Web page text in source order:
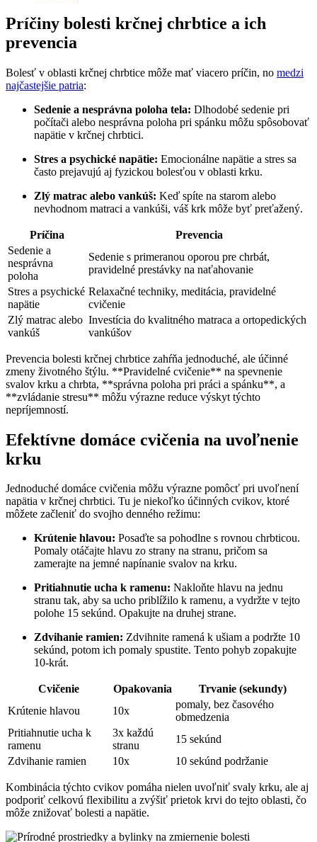
Príčiny bolesti krčnej chrbtice a ich
prevencia
Bolesť v oblasti krčnej chrbtice môže mať viacero príčin, no medzi
najčastejšie patria:
Sedenie a nesprávna poloha tela: Dlhodobé sedenie pri
počítači alebo nesprávna poloha pri spánku môžu spôsobovať
napätie v krčnej chrbtici.
Stres a psychické napätie: Emocionálne napätie a stres sa
často prejavujú aj fyzickou bolesťou v oblasti krku.
Zlý matrac alebo vankúš: Keď spíte na starom alebo
nevhodnom matraci a vankúši, váš krk môže byť preťažený.
Príčina
Prevencia
Sedenie a
nesprávna
poloha
Sedenie s primeranou oporou pre chrbát,
pravidelné prestávky na naťahovanie
Stres a psychické
napätie
Relaxačné techniky, meditácia, pravidelné
cvičenie
Zlý matrac alebo
vankúš
Investícia do kvalitného matraca a ortopedických
vankúšov
Prevencia bolesti krčnej chrbtice zahŕňa jednoduché, ale účinné
zmeny životného štýlu. **Pravidelné cvičenie** na spevnenie
svalov krku a chrbta, **správna poloha pri práci a spánku**, a
**zvládanie stresu** môžu výrazne reduce výskyt týchto
nepríjemností.
Efektívne domáce cvičenia na uvoľnenie
krku
Jednoduché domáce cvičenia môžu výrazne pomôcť pri uvoľnení
napätia v krčnej chrbtici. Tu je niekoľko účinných cvikov, ktoré
môžete začleniť do svojho denného režimu:
Krútenie hlavou: Posaďte sa pohodlne s rovnou chrbticou.
Pomaly otáčajte hlavu zo strany na stranu, pričom sa
zamerajte na jemné napínanie svalov na krku.
Pritiahnutie ucha k ramenu: Nakloňte hlavu na jednu
stranu tak, aby sa ucho priblížilo k ramenu, a vydržte v tejto
polohe 15 sekúnd. Opakujte na druhej strane.
Zdvihanie ramien: Zdvihnite ramená k ušiam a podržte 10
sekúnd, potom ich pomaly spustite. Tento pohyb zopakujte
10-krát.
Cvičenie Opakovania
Trvanie (sekundy)
Krútenie hlavou
10x
pomaly, bez časového
obmedzenia
Pritiahnutie ucha k
ramenu
3x každú
stranu
15 sekúnd
Zdvihanie ramien
10x 10 sekúnd podržanie
Kombinácia týchto cvikov pomáha nielen uvoľniť svaly krku, ale aj
podporiť celkovú flexibilitu a zvýšiť prietok krvi do tejto oblasti, čo
môže znižovať bolesti a napätie.